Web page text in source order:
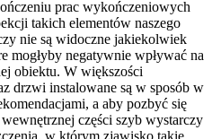
prac wykończeniowych
takich elementów naszego
nie są widoczne jakiekolwiek
mogłyby negatywnie wpływać na
obiektu. W większości
drzwi instalowane są w sposób w
a aby pozbyć się
części szyb wystarczy
w którym zjawisko takie